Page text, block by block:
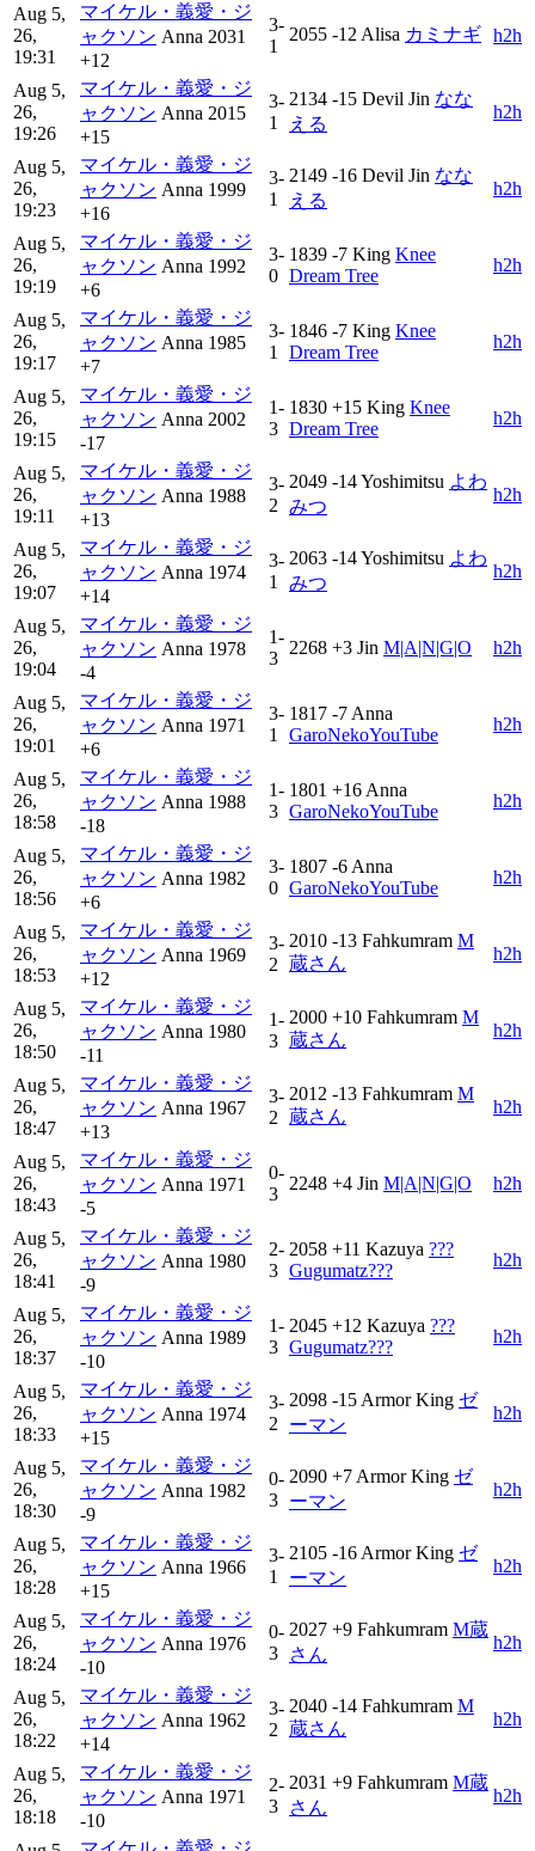
Aug 5,
26,
19:31
マイケル・義愛・ジ
ャクソン Anna 2031
+12
3-
1
2055 -12 Alisa カミナギ h2h
Aug 5,
26,
19:26
マイケル・義愛・ジ
ャクソン Anna 2015
+15
3-
1
2134 -15 Devil Jin なな
える
h2h
Aug 5,
26,
19:23
マイケル・義愛・ジ
ャクソン Anna 1999
+16
3-
1
2149 -16 Devil Jin なな
える
h2h
Aug 5,
26,
19:19
マイケル・義愛・ジ
ャクソン Anna 1992
+6
3-
0
1839 -7 King Knee
Dream Tree
h2h
Aug 5,
26,
19:17
マイケル・義愛・ジ
ャクソン Anna 1985
+7
3-
1
1846 -7 King Knee
Dream Tree
h2h
Aug 5,
26,
19:15
マイケル・義愛・ジ
ャクソン Anna 2002
-17
1-
3
1830 +15 King Knee
Dream Tree
h2h
Aug 5,
26,
19:11
マイケル・義愛・ジ
ャクソン Anna 1988
+13
3-
2
2049 -14Yoshimitsu よわ
みつ
h2h
Aug 5,
26,
19:07
マイケル・義愛・ジ
ャクソン Anna 1974
+14
3-
1
2063 -14Yoshimitsu よわ
みつ
h2h
Aug 5,
26,
19:04
マイケル・義愛・ジ
ャクソン Anna 1978
-4
1-
3
2268 +3 Jin M|A|N|G|O h2h
Aug 5,
26,
19:01
マイケル・義愛・ジ
ャクソン Anna 1971
+6
3-
1
1817 -7 Anna
GaroNekoYouTube
h2h
Aug 5,
26,
18:58
マイケル・義愛・ジ
ャクソン Anna 1988
-18
1-
3
1801 +16 Anna
GaroNekoYouTube
h2h
Aug 5,
26,
18:56
マイケル・義愛・ジ
ャクソン Anna 1982
+6
3-
0
1807 -6 Anna
GaroNekoYouTube
h2h
Aug 5,
26,
18:53
マイケル・義愛・ジ
ャクソン Anna 1969
+12
3-
2
2010 -13 Fahkumram M
蔵さん
h2h
Aug 5,
26,
18:50
マイケル・義愛・ジ
ャクソン Anna 1980
-11
1-
3
2000 +10 Fahkumram M
蔵さん
h2h
Aug 5,
26,
18:47
マイケル・義愛・ジ
ャクソン Anna 1967
+13
3-
2
2012 -13 Fahkumram M
蔵さん
h2h
Aug 5,
26,
18:43
マイケル・義愛・ジ
ャクソン Anna 1971
-5
0-
3
2248 +4 Jin M|A|N|G|O h2h
Aug 5,
26,
18:41
マイケル・義愛・ジ
ャクソン Anna 1980
-9
2-
3
2058 +11 Kazuya ???
Gugumatz???
h2h
Aug 5,
26,
18:37
マイケル・義愛・ジ
ャクソン Anna 1989
-10
1-
3
2045 +12 Kazuya ???
Gugumatz???
h2h
Aug 5,
26,
18:33
マイケル・義愛・ジ
ャクソン Anna 1974
+15
3-
2
2098 -15 Armor King ゼ
ーマン
h2h
Aug 5,
26,
18:30
マイケル・義愛・ジ
ャクソン Anna 1982
-9
0-
3
2090 +7 Armor King ゼ
ーマン
h2h
Aug 5,
26,
18:28
マイケル・義愛・ジ
ャクソン Anna 1966
+15
3-
1
2105 -16 Armor King ゼ
ーマン
h2h
Aug 5,
26,
18:24
マイケル・義愛・ジ
ャクソン Anna 1976
-10
0-
3
2027 +9 Fahkumram M蔵
さん
h2h
Aug 5,
26,
18:22
マイケル・義愛・ジ
ャクソン Anna 1962
+14
3-
2
2040 -14 Fahkumram M
蔵さん
h2h
Aug 5,
26,
18:18
マイケル・義愛・ジ
ャクソン Anna 1971
-10
2-
3
2031 +9 Fahkumram M蔵
さん
h2h